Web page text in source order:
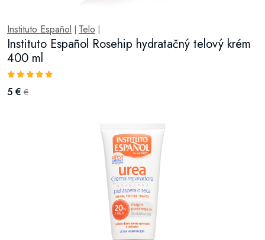
Instituto Español Telo
Instituto Español Rosehip hydratačný telový krém
400 ml
5 € €